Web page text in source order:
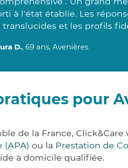
à l'état établie. Les
et les profils
D., 69 ans, Avenières
pour
de la France,
(APA) ou la Prestation de
à domicile qualifiée.